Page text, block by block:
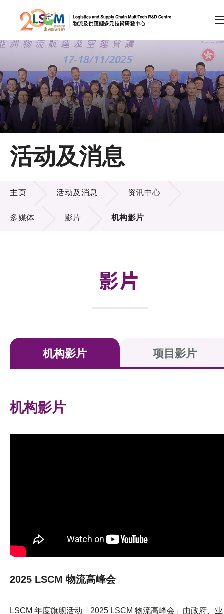
跳到内容（按回车键）
会员登录
A A EN 繁 简
主页
关于LSCM
技术商品化
项目及资助计划
活动及消息
资讯中心
科技分享
活动及消息
活动及消息
主页 活动及消息 资讯中心
多媒体 影片 机构影片
影片
机构影片 项目影片
机构影片
2025 LSCM 物流高峰会
LSCM 年度旗舰活动「2025 LSCM 物流高峰会」由政府、业